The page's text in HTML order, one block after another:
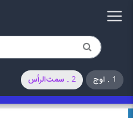
1 . اوج 2 . سمت‌الرأس